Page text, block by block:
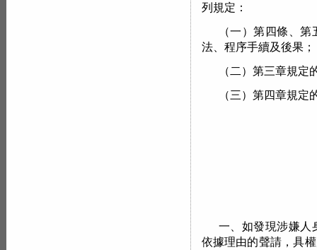
列規定：
（一）第四條、
法、程序手續及後果；
（二）第三章規定
（三）第四章規定
一、如發現涉嫌人
依據理由的聲請，具